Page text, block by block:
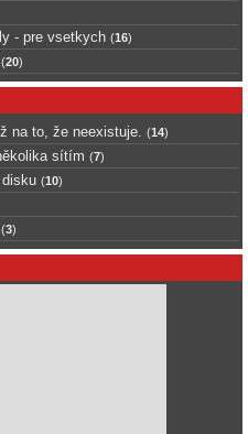
- pre vsetkych (16)
(20)
na to, že neexistuje. (14)
sítím (7)
(10)
(3)